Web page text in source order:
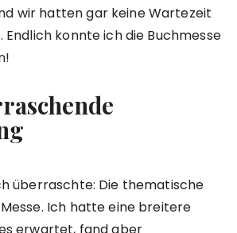
wir hatten gar keine Wartezeit
Endlich konnte ich die Buchmesse
überraschte: Die thematische
Ich hatte eine breitere